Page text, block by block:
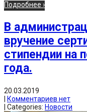
Подробнее ›
В
вручение
стипендии на
года.
20.03.2019
Комментариев нет
| Categories: Новости